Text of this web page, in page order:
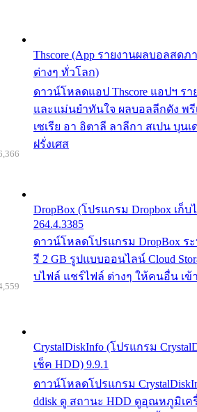
Thscore (App รายงานผลบอลสด
ต่างๆ ทั่วโลก)
ดาวน์โหลดแอป Thscore แอปฯ ร
และแม่นยำทันใจ ผลบอลลีกดัง พ
เซเรีย อา อิตาลี ลาลีกา สเปน บุน
ฝรั่งเศส
DropBox (โปรแกรม Dropbox เก็
264.4.3385
ดาวน์โหลดโปรแกรม DropBox ร
รี 2 GB รูปแบบออนไลน์ Cloud
บไฟล์ แชร์ไฟล์ ต่างๆ ให้คนอื่น เข้
CrystalDiskInfo (โปรแกรม
เช็ค HDD) 9.9.1
ดาวน์โหลดโปรแกรม
ddisk ดู สถานะ HDD ดูอุณหภูมิเค